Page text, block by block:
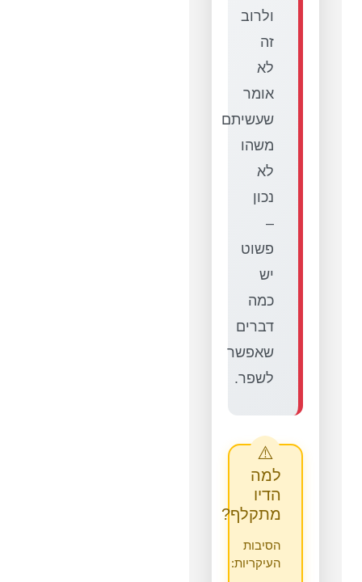
ולרוב
זה
לא
אומר
שעשיתם
משהו
לא
נכון
–
פשוט
יש
כמה
דברים
שאפשר
לשפר.
למה
הדיו
מתקלף?
הסיבות
העיקריות: